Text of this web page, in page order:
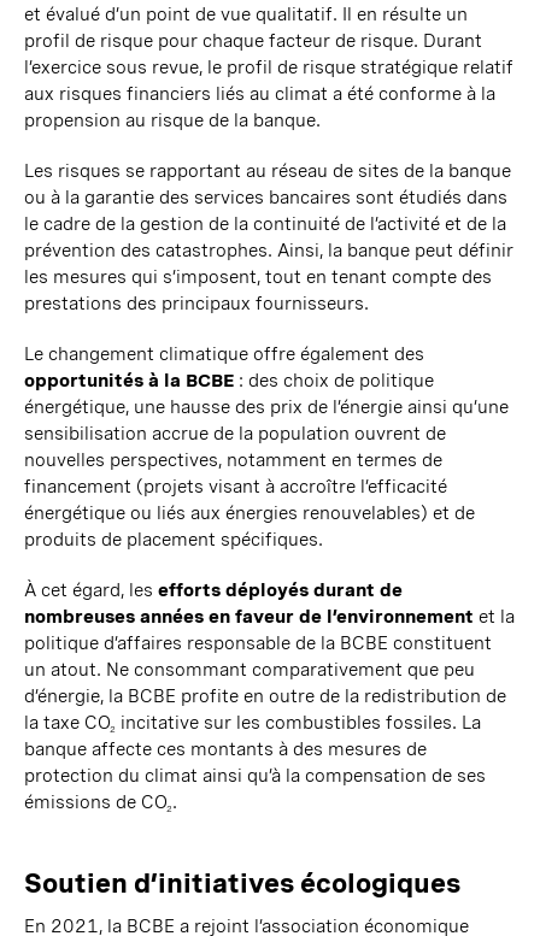
et évalué d’un point de vue qualitatif. Il en résulte un
profil de risque pour chaque facteur de risque. Durant
l’exercice sous revue, le profil de risque stratégique relatif
aux risques financiers liés au climat a été conforme à la
propension au risque de la banque.
Les risques se rapportant au réseau de sites de la banque
ou à la garantie des services bancaires sont étudiés dans
le cadre de la gestion de la continuité de l’activité et de la
prévention des catastrophes. Ainsi, la banque peut définir
les mesures qui s’imposent, tout en tenant compte des
prestations des principaux fournisseurs.
Le changement climatique offre également des
opportunités à la BCBE : des choix de politique
énergétique, une hausse des prix de l’énergie ainsi qu’une
sensibilisation accrue de la population ouvrent de
nouvelles perspectives, notamment en termes de
financement (projets visant à accroître l’efficacité
énergétique ou liés aux énergies renouvelables) et de
produits de placement spécifiques.
À cet égard, les efforts déployés durant de
nombreuses années en faveur de l’environnement et la
politique d’affaires responsable de la BCBE constituent
un atout. Ne consommant comparativement que peu
d’énergie, la BCBE profite en outre de la redistribution de
la taxe CO2
incitative sur les combustibles fossiles. La
banque affecte ces montants à des mesures de
protection du climat ainsi qu’à la compensation de ses
émissions de CO2 .
Soutien d’initiatives écologiques
En 2021, la BCBE a rejoint l’association économique